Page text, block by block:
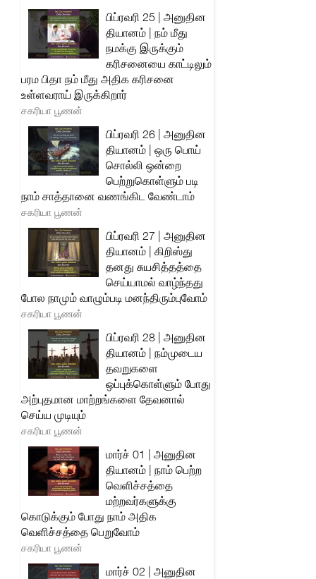
பிப்ரவரி 25 | அனுதின
தியானம் | நம் மீது
நமக்கு இருக்கும்
கரிசனையை காட்டிலும்
பரம பிதா நம் மீது அதிக கரிசனை
உள்ளவராய் இருக்கிறார்
சகரியா பூணன்
பிப்ரவரி 26 | அனுதின
தியானம் | ஒரு பொய்
சொல்லி ஒன்றை
பெற்றுகொள்ளும் படி
நாம் சாத்தானை வணங்கிட வேண்டாம்
சகரியா பூணன்
பிப்ரவரி 27 | அனுதின
தியானம் | கிறிஸ்து
தனது சுயசித்தத்தை
செய்யாமல் வாழ்ந்தது
போல நாமும் வாழும்படி மனந்திரும்புவோம்
சகரியா பூணன்
பிப்ரவரி 28 | அனுதின
தியானம் | நம்முடைய
தவறுகளை
ஒப்புக்கொள்ளும் போது
அற்புதமான மாற்றங்களை தேவனால்
செய்ய முடியும்
சகரியா பூணன்
மார்ச் 01 | அனுதின
தியானம் | நாம் பெற்ற
வெளிச்சத்தை
மற்றவர்களுக்கு
கொடுக்கும் போது நாம் அதிக
வெளிச்சத்தை பெறுவோம்
சகரியா பூணன்
மார்ச் 02 | அனுதின